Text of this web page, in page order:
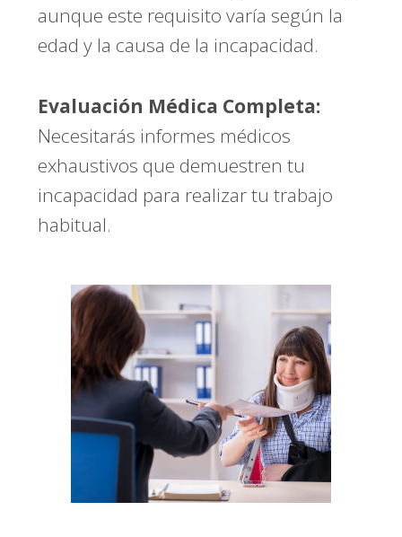
aunque este requisito varía según la
edad y la causa de la incapacidad.
Evaluación Médica Completa:
Necesitarás informes médicos
exhaustivos que demuestren tu
incapacidad para realizar tu trabajo
habitual.